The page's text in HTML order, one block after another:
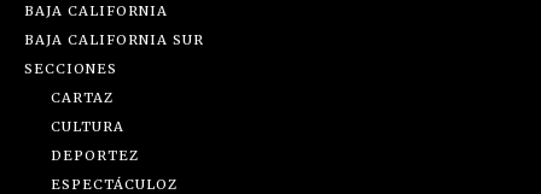
BAJA CALIFORNIA
BAJA CALIFORNIA SUR
SECCIONES
CARTAZ
CULTURA
DEPORTEZ
ESPECTÁCULOZ